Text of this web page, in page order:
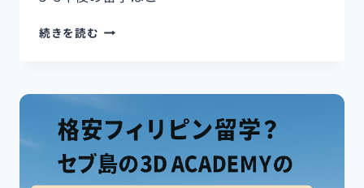
続きを読む 3−5
留
は
こ
う